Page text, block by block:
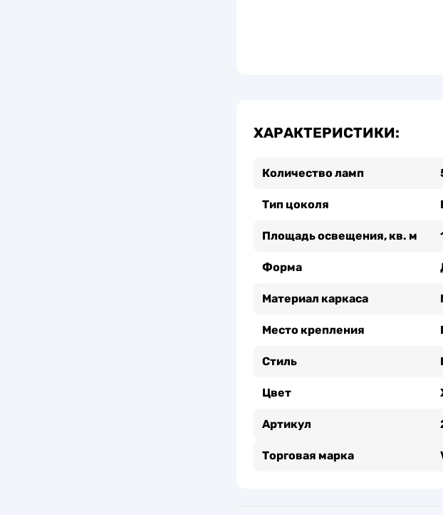
ХАРАКТЕРИСТИКИ:
Количество ламп
Тип цоколя
Площадь освещения, кв. м
Форма
Материал каркаса
Место крепления
Стиль
Цвет
Артикул
Торговая марка